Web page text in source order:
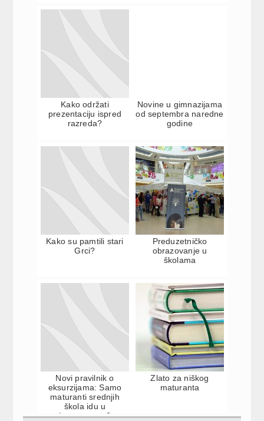
Kako održati
prezentaciju ispred
razreda?
Novine u gimnazijama
od septembra naredne
godine
Kako su pamtili stari
Grci?
Preduzetničko
obrazovanje u
školama
Novi pravilnik o
eksurzijama: Samo
maturanti srednjih
škola idu u
inostranstvo?
Zlato za niškog
maturanta